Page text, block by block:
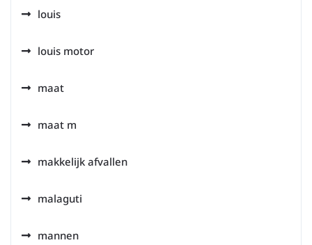
louis
louis motor
maat
maat m
makkelijk afvallen
malaguti
mannen